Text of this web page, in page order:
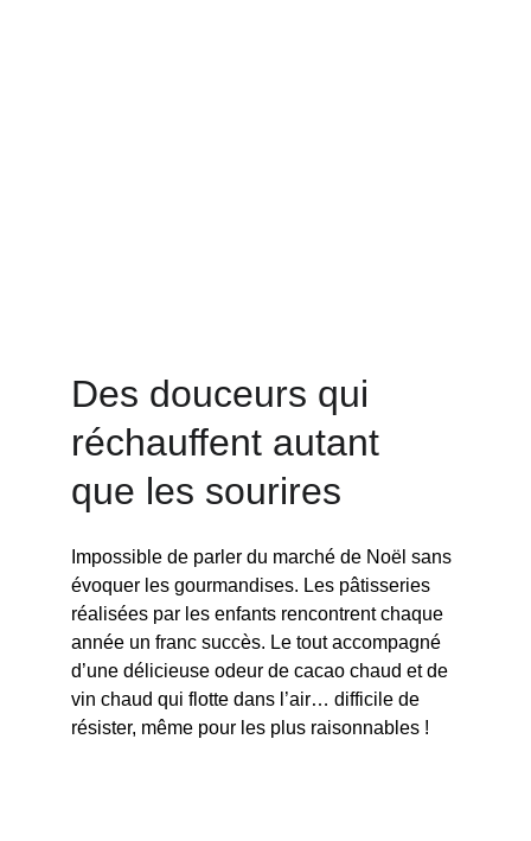
Des douceurs qui
réchauffent autant
que les sourires
Impossible de parler du marché de Noël sans
évoquer les gourmandises. Les pâtisseries
réalisées par les enfants rencontrent chaque
année un franc succès. Le tout accompagné
d’une délicieuse odeur de cacao chaud et de
vin chaud qui flotte dans l’air… difficile de
résister, même pour les plus raisonnables !